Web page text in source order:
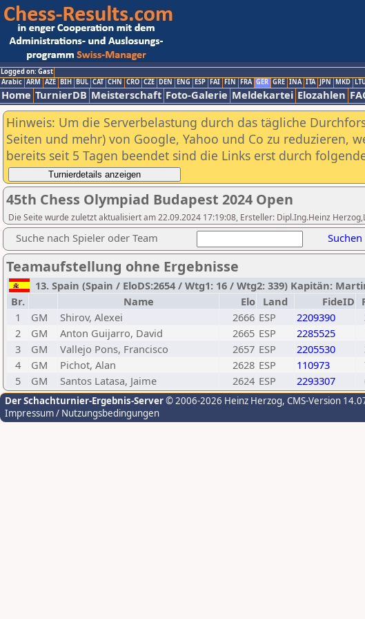
Logged on: Gast
Arabic ARM AZE BIH BUL CAT CHN CRO CZE DEN ENG ESP FAI FIN FRA GER GRE INA ITA JPN MKD
Home TurnierDB Meisterschaft Foto-Galerie Meldekartei Elozahlen
Hinweis: Um die Serverbelastung durch das tägliche
Seiten und mehr) von Google, Yahoo und Co zu reduzieren,
bereits seit 5 Tagen beendet sind die Links erst durch
45th Chess Olympiad Budapest 2024 Open
Die Seite wurde zuletzt aktualisiert am 22.09.2024 17:19:08, Ersteller: Dipl.Ing.Heinz
Suche nach Spieler oder Team Suchen
Teamaufstellung ohne Ergebnisse
13. Spain (Spain / EloDS:2654 / Wtg1: 16 / Wtg2: 339) Kapitän:
Br.
Name Elo Land FideID
1
GM Shirov, Alexei 2666 ESP 2209390
2
GM Anton Guijarro, David 2665 ESP 2285525
3
GM Vallejo Pons, Francisco 2657 ESP 2205530
4
GM Pichot, Alan 2628 ESP 110973
5
GM Santos Latasa, Jaime 2624 ESP 2293307
Der Schachturnier-Ergebnis-Server© 2006-2026 Heinz Herzog, CMS-Version
Impressum / Nutzungsbedingungen